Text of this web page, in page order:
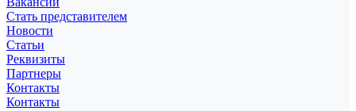
Стать представителем
Новости
Статьи
Реквизиты
Партнеры
Контакты
Контакты